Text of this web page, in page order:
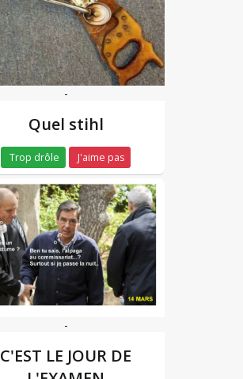
-
Quel stihl
Trop drôle J'aime pas
-
C'EST LE JOUR DE